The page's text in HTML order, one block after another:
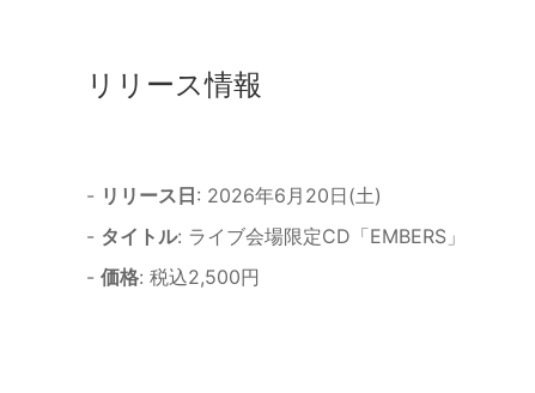
リリース情報
- リリース日 : 2026年6月20日(土)
- タイトル: ライブ会場限定CD「EMBERS」
- 価格: 税込2,500円